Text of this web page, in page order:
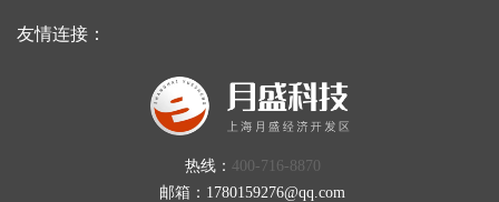
友情连接：
热线： 400-716-8870
邮箱：1780159276@qq.com